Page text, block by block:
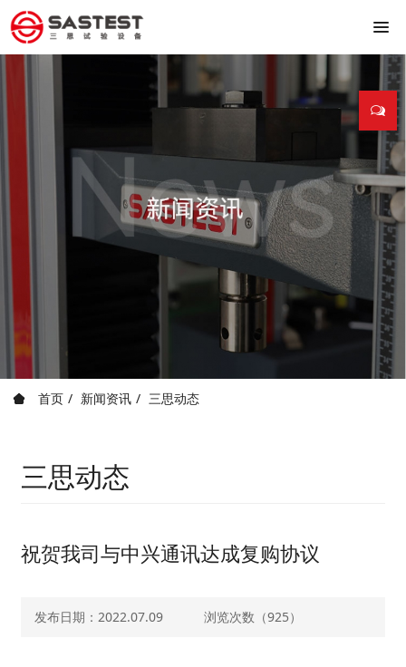
首页 新闻资讯 三思动态
三思动态
祝贺我司与中兴通讯达成复购协议
发布日期：2022.07.09 浏览次数（925）